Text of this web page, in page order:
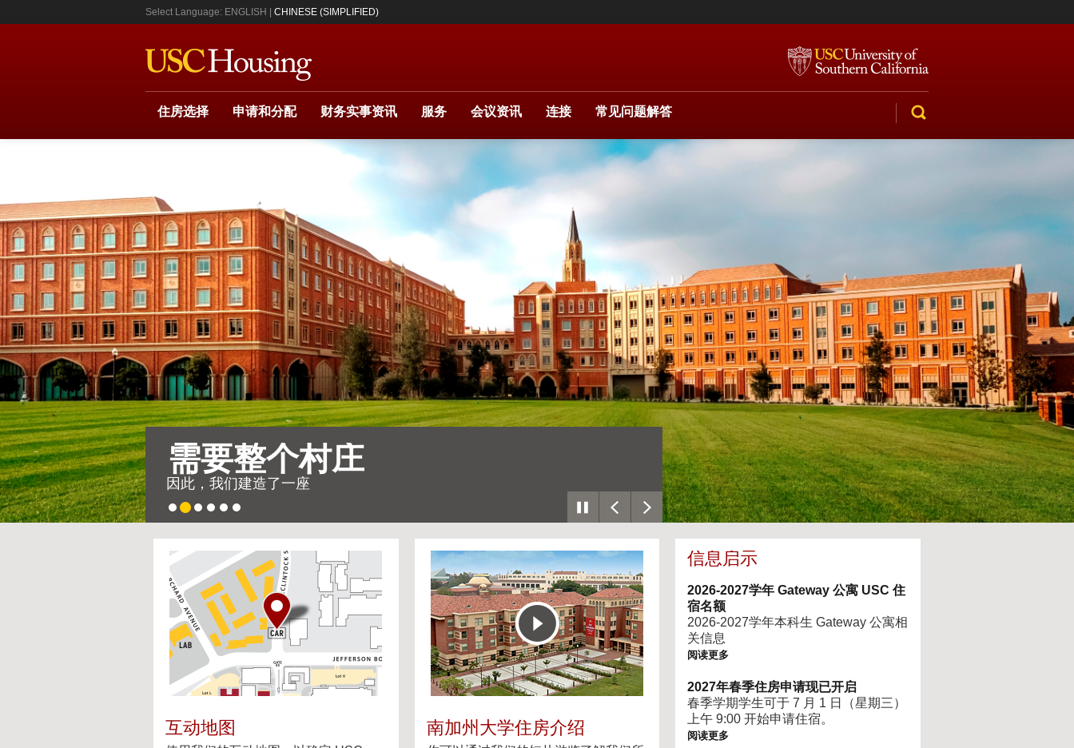
Select Language: ENGLISH CHINESE (SIMPLIFIED)
住房选择 申请和分配 财务实事资讯 服务 会议资讯 连接 常见问题解答
SEARCH
需要整个村庄
因此，我们建造了一座
USC
Housing
G
o
n
c
t互动地图
G
o
o
H
o
u
s
V
南加州大学住房介绍
信息启示
2026-2027学年 Gateway 公寓 USC 住
宿名额
2026-2027学年本科生 Gateway 公寓相
关信息
阅读更多
2027年春季住房申请现已开启
春季学期学生可于 7 月 1 日（星期三）
上午 9:00 开始申请住宿。
阅读更多